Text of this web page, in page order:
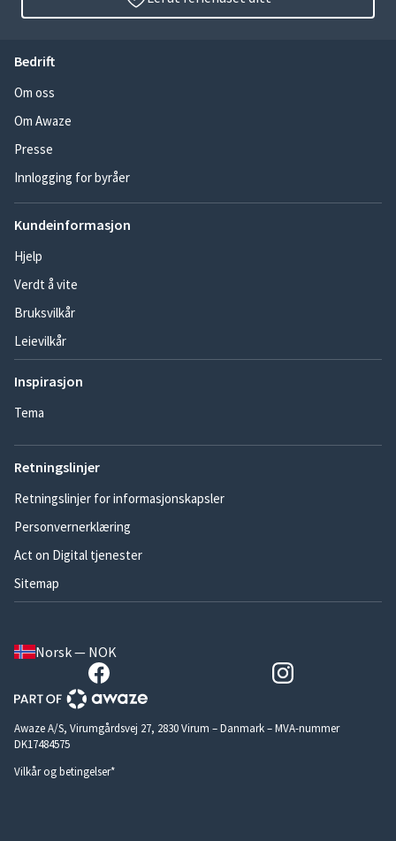
Bedrift
Om oss
Om Awaze
Presse
Innlogging for byråer
Kundeinformasjon
Hjelp
Verdt å vite
Bruksvilkår
Leievilkår
Inspirasjon
Tema
Retningslinjer
Retningslinjer for informasjonskapsler
Personvernerklæring
Act on Digital tjenester
Sitemap
Norsk — NOK
Awaze A/S, Virumgårdsvej 27, 2830 Virum – Danmark – MVA-nummer
DK17484575
Vilkår og betingelser*